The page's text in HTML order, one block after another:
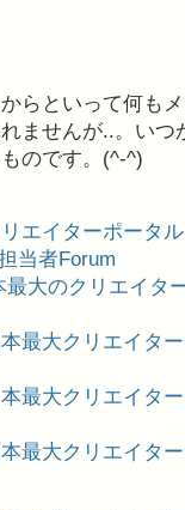
らといって何も
ませんが..。い
のです。(^-^)
エイターポータ
当者Forum
最大のクリエイタ
最大クリエイタ
最大クリエイタ
最大クリエイタ